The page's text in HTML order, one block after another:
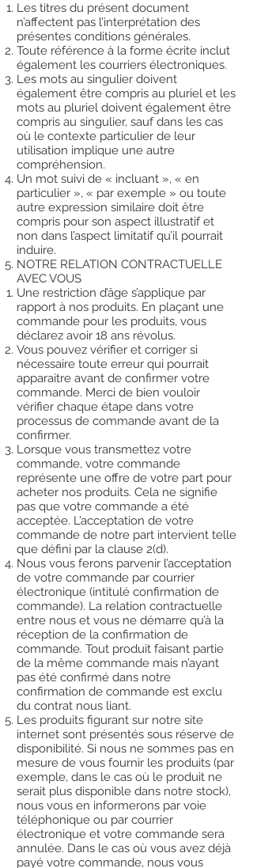
Les titres du présent document
n’affectent pas l’interprétation des
présentes conditions générales.
Toute référence à la forme écrite inclut
également les courriers électroniques.
Les mots au singulier doivent
également être compris au pluriel et les
mots au pluriel doivent également être
compris au singulier, sauf dans les cas
où le contexte particulier de leur
utilisation implique une autre
compréhension.
Un mot suivi de « incluant », « en
particulier », « par exemple » ou toute
autre expression similaire doit être
compris pour son aspect illustratif et
non dans l’aspect limitatif qu’il pourrait
induire.
NOTRE RELATION CONTRACTUELLE
AVEC VOUS
Une restriction d’âge s’applique par
rapport à nos produits. En plaçant une
commande pour les produits, vous
déclarez avoir 18 ans révolus.
Vous pouvez vérifier et corriger si
nécessaire toute erreur qui pourrait
apparaitre avant de confirmer votre
commande. Merci de bien vouloir
vérifier chaque étape dans votre
processus de commande avant de la
confirmer.
Lorsque vous transmettez votre
commande, votre commande
représente une offre de votre part pour
acheter nos produits. Cela ne signifie
pas que votre commande a été
acceptée. L’acceptation de votre
commande de notre part intervient telle
que défini par la clause 2(d).
Nous vous ferons parvenir l’acceptation
de votre commande par courrier
électronique (intitulé confirmation de
commande). La relation contractuelle
entre nous et vous ne démarre qu’à la
réception de la confirmation de
commande. Tout produit faisant partie
de la même commande mais n’ayant
pas été confirmé dans notre
confirmation de commande est exclu
du contrat nous liant.
Les produits figurant sur notre site
internet sont présentés sous réserve de
disponibilité. Si nous ne sommes pas en
mesure de vous fournir les produits (par
exemple, dans le cas où le produit ne
serait plus disponible dans notre stock),
nous vous en informerons par voie
téléphonique ou par courrier
électronique et votre commande sera
annulée. Dans le cas où vous avez déjà
payé votre commande, nous vous